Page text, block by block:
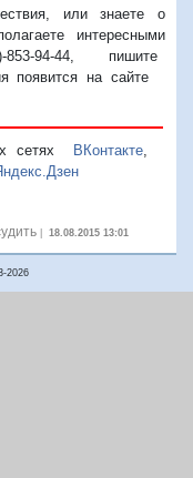
или знаете о
интересными
853-94-44, пишите
появится на сайте
сетях ВКонтакте,
| 18.08.2015 13:01
2026